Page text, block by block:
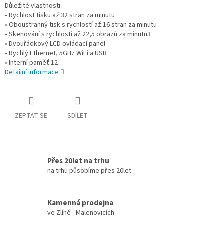
Důležité vlastnosti:
• Rychlost tisku až 32 stran za minutu
• Oboustranný tisk s rychlostí až 16 stran za minutu
• Skenování s rychlostí až 22,5 obrazů za minutu3
• Dvouřádkový LCD ovládací panel
• Rychlý Ethernet, 5GHz WiFi a USB
• Interní paměť 12
Detailní informace
ZEPTAT SE SDÍLET
Přes 20let na trhu
na trhu působíme přes 20let
Kamenná prodejna
ve Zlíně - Malenovicích